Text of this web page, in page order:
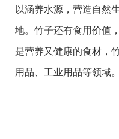
以涵养水源，营造自然
地。竹子还有食用价值
是营养又健康的食材，
用品、工业用品等领域。